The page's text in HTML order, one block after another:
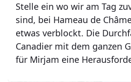
Stelle ein wo wir am Tag
sind, bei Hameau de
etwas verblockt. Die
Canadier mit dem ganzen
für Mirjam eine